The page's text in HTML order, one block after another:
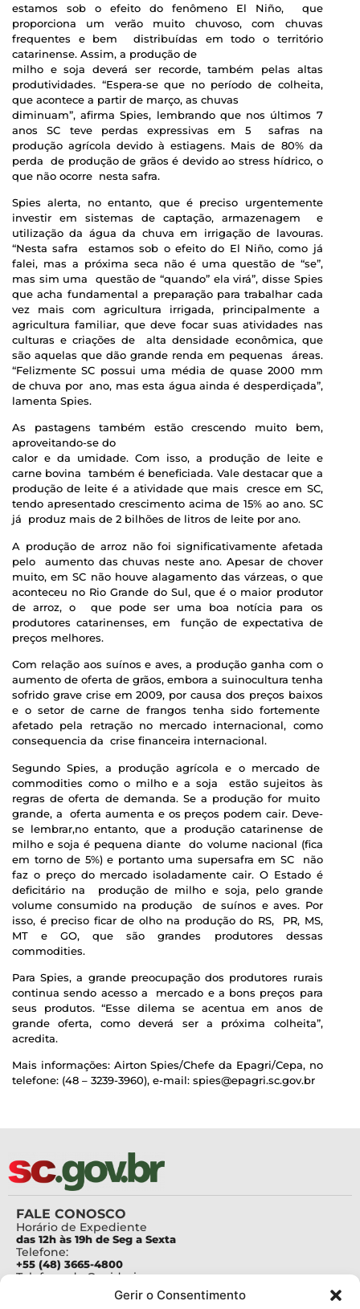
Gerir o Consentimento
estamos sob o efeito do fenômeno El Niño, que
proporciona um verão muito chuvoso, com chuvas
frequentes e bem distribuídas em todo o território
catarinense. Assim, a produção de
milho e soja deverá ser recorde, também pelas altas
produtividades. “Espera-se que no período de colheita,
que acontece a partir de março, as chuvas
diminuam”, afirma Spies, lembrando que nos últimos 7
anos SC teve perdas expressivas em 5 safras na
produção agrícola devido à estiagens. Mais de 80% da
perda de produção de grãos é devido ao stress hídrico, o
que não ocorre nesta safra.
Spies alerta, no entanto, que é preciso urgentemente
investir em sistemas de captação, armazenagem e
utilização da água da chuva em irrigação de lavouras.
“Nesta safra estamos sob o efeito do El Niño, como já
falei, mas a próxima seca não é uma questão de “se”,
mas sim uma questão de “quando” ela virá”, disse Spies
que acha fundamental a preparação para trabalhar cada
vez mais com agricultura irrigada, principalmente a
agricultura familiar, que deve focar suas atividades nas
culturas e criações de alta densidade econômica, que
são aquelas que dão grande renda em pequenas áreas.
“Felizmente SC possui uma média de quase 2000 mm
de chuva por ano, mas esta água ainda é desperdiçada”,
lamenta Spies.
As pastagens também estão crescendo muito bem,
aproveitando-se do
calor e da umidade. Com isso, a produção de leite e
carne bovina também é beneficiada. Vale destacar que a
produção de leite é a atividade que mais cresce em SC,
tendo apresentado crescimento acima de 15% ao ano. SC
já produz mais de 2 bilhões de litros de leite por ano.
A produção de arroz não foi significativamente afetada
pelo aumento das chuvas neste ano. Apesar de chover
muito, em SC não houve alagamento das várzeas, o que
aconteceu no Rio Grande do Sul, que é o maior produtor
de arroz, o que pode ser uma boa notícia para os
produtores catarinenses, em função de expectativa de
preços melhores.
Com relação aos suínos e aves, a produção ganha com o
aumento de oferta de grãos, embora a suinocultura tenha
sofrido grave crise em 2009, por causa dos preços baixos
e o setor de carne de frangos tenha sido fortemente
afetado pela retração no mercado internacional, como
consequencia da crise financeira internacional.
Segundo Spies, a produção agrícola e o mercado de
commodities como o milho e a soja estão sujeitos às
regras de oferta de demanda. Se a produção for muito
grande, a oferta aumenta e os preços podem cair. Deve-
se lembrar,no entanto, que a produção catarinense de
milho e soja é pequena diante do volume nacional (fica
em torno de 5%) e portanto uma supersafra em SC não
faz o preço do mercado isoladamente cair. O Estado é
deficitário na produção de milho e soja, pelo grande
volume consumido na produção de suínos e aves. Por
isso, é preciso ficar de olho na produção do RS, PR, MS,
MT e GO, que são grandes produtores dessas
commodities.
Para Spies, a grande preocupação dos produtores rurais
continua sendo acesso a mercado e a bons preços para
seus produtos. “Esse dilema se acentua em anos de
grande oferta, como deverá ser a próxima colheita”,
acredita.
Mais informações: Airton Spies/Chefe da Epagri/Cepa, no
telefone: (48 – 3239-3960), e-mail: spies@epagri.sc.gov.br
FALE CONOSCO
Horário de Expediente
das 12h às 19h de Seg a Sexta
Telefone:
+55 (48) 3665-4800
Telefone da Ouvidoria